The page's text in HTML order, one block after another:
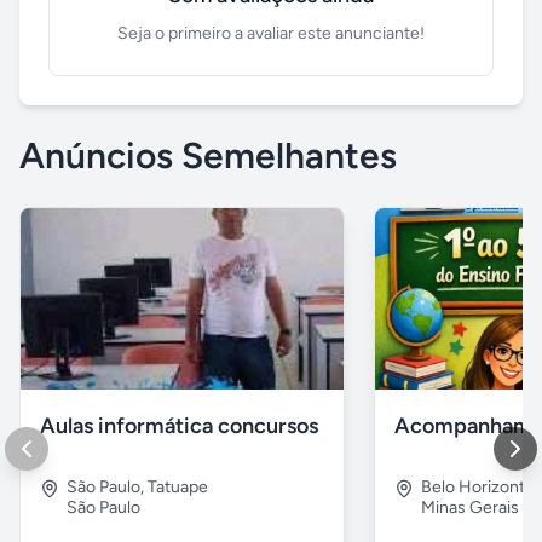
Seja o primeiro a avaliar este anunciante!
Anúncios Semelhantes
Aulas informática concursos
São Paulo,Tatuape
São Paulo
Belo Horizonte
Minas Gerais